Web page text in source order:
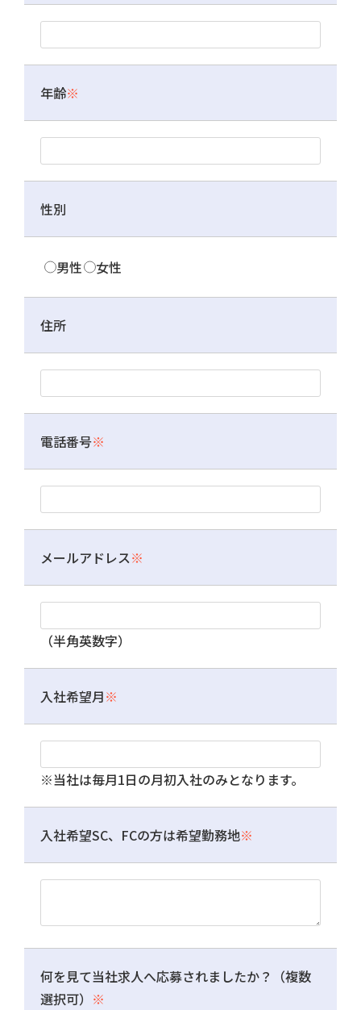
年齢※
性別
男性 女性
住所
電話番号※
メールアドレス※
（半角英数字）
入社希望月※
※当社は毎月1日の月初入社のみとなります。
入社希望SC、FCの方は希望勤務地※
何を見て当社求人へ応募されましたか？（複数
選択可） ※